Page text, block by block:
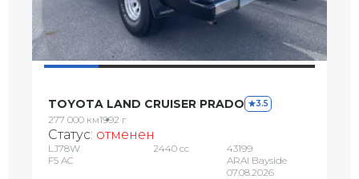
TOYOTA LAND CRUISER PRADO 3.5
277 000 км1992 г
Статус: отменен
LJ78W
F5 AC
2440 сс
43199
ARAI Bayside
07.08.2026